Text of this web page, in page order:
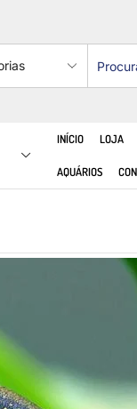
INÍCIO LOJA
AQUÁRIOS